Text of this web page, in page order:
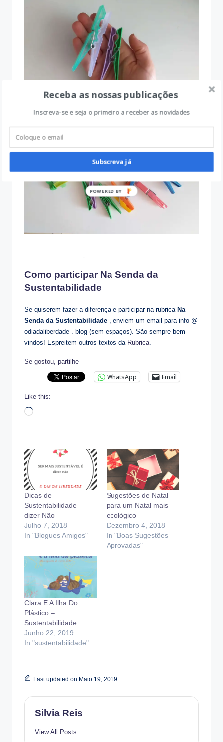
——————————————————————————
—————————-
Como participar Na Senda da
Sustentabilidade
Se quiserem fazer a diferença e participar na rubricaNa
Senda da Sustentabilidade , enviem um email para info @
odiadaliberdade . blog (sem espaços). São sempre bem-
vindos! Espreitem outros textos da Rubrica.
Se gostou, partilhe
WhatsApp Email
Like this:
Loading…
Dicas de
Sustentabilidade –
dizer Não
Julho 7, 2018
In "Blogues Amigos"
Sugestões de Natal
para um Natal mais
ecológico
Dezembro 4, 2018
In "Boas Sugestões
Aprovadas"
Clara E A Ilha Do
Plástico –
Sustentabilidade
Junho 22, 2019
In "sustentabilidade"
Last updated on Maio 19, 2019
Silvia Reis
View All Posts
Receba as nossas publicações
Inscreva-se e seja o primeiro a receber as novidades
Subscreva já